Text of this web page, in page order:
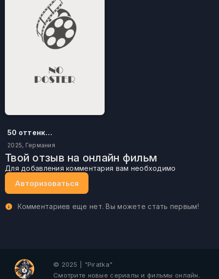
50 оттенков бестселлера
2025, Германия
Твой отзыв на онлайн фильм
Для добавления комментария вам необходимо
Авторизоваться
Комментариев еще нет. Вы можете стать первым!
© 2025 | "Piratka"
Смотрите новые сериалы и фильмы онлайн.